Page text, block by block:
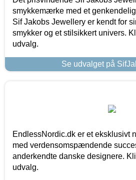
smykkemærke med et
Sif Jakobs Jewellery er kendt for
smykker og et stilsikkert univers.
udvalg.
Se udvalget på
EndlessNordic.dk er et eksklusivt
med verdensomspændende
anderkendte danske designere.
udvalg.